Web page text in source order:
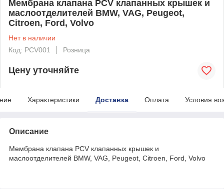
Мембрана клапана PCV клапанных крышек и
маслоотделителей BMW, VAG, Peugeot,
Citroen, Ford, Volvo
Нет в наличии
Код: PCV001
Розница
Цену уточняйте
Характеристики Доставка Оплата Условия
Описание
Мембрана клапана PCV клапанных крышек и
маслоотделителей BMW, VAG, Peugeot, Citroen, Ford, Volvo